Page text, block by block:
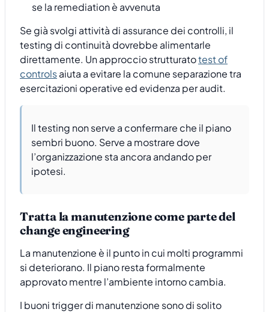
se la remediation è avvenuta
Se già svolgi attività di assurance dei controlli, il
testing di continuità dovrebbe alimentarle
direttamente. Un approccio strutturatotest of
controlsaiuta a evitare la comune separazione tra
esercitazioni operative ed evidenza per audit.
Il testing non serve a confermare che il piano
sembri buono. Serve a mostrare dove
l’organizzazione sta ancora andando per
ipotesi.
Tratta la manutenzione come parte del
change engineering
La manutenzione è il punto in cui molti programmi
si deteriorano. Il piano resta formalmente
approvato mentre l’ambiente intorno cambia.
I buoni trigger di manutenzione sono di solito